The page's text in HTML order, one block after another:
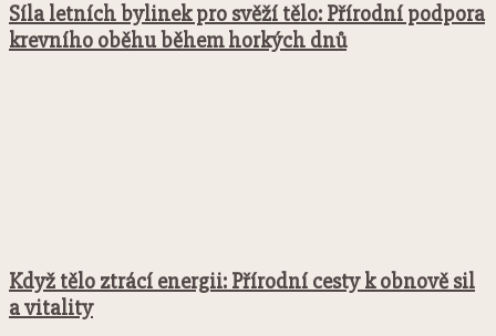
Síla letních bylinek pro svěží tělo: Přírodní podpora
krevního oběhu během horkých dnů
Když tělo ztrácí energii: Přírodní cesty k obnově sil
a vitality